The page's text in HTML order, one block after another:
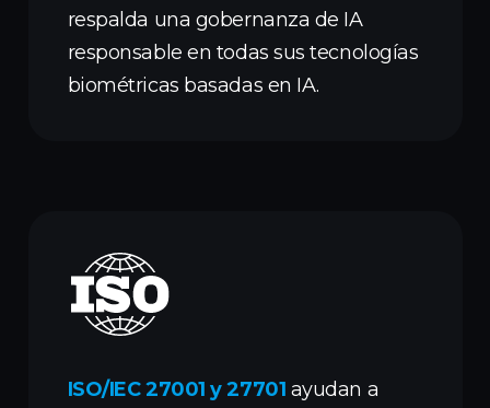
respalda una gobernanza de IA
responsable en todas sus tecnologías
biométricas basadas en IA.
ISO/IEC 27001 y 27701 ayudan a